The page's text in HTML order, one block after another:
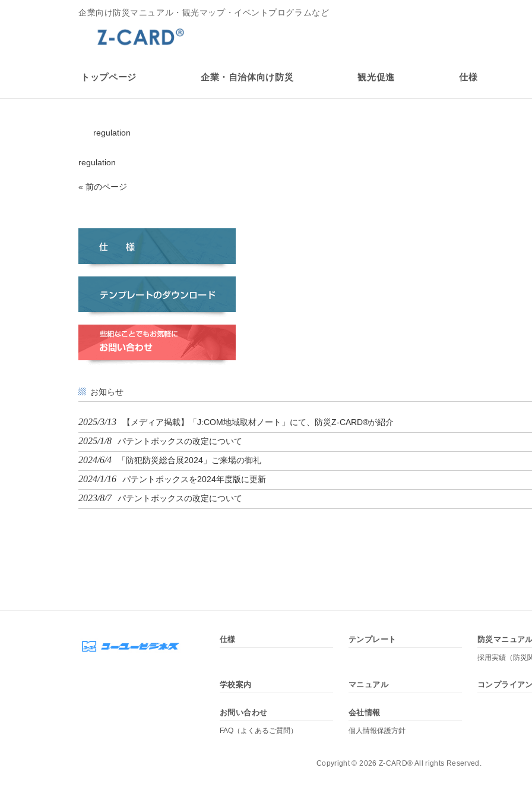
企業向け防災マニュアル・観光マップ・イベントプログラムなど
トップページ 企業・自治体向け防災 観光促進 仕様
regulation
regulation
« 前のページ
お知らせ
2025/3/13 【メディア掲載】「J:COM地域取材ノート」にて、防災Z-CARD®が紹介
2025/1/8 パテントボックスの改定について
2024/6/4 「防犯防災総合展2024」ご来場の御礼
2024/1/16 パテントボックスを2024年度版に更新
2023/8/7 パテントボックスの改定について
仕様 テンプレート 防災マニュア
採用実績（防災
学校案内 マニュアル コンプライア
お問い合わせ
FAQ（よくあるご質問）
会社情報
個人情報保護方針
Copyright © 2026 Z-CARD® All rights Reserved.